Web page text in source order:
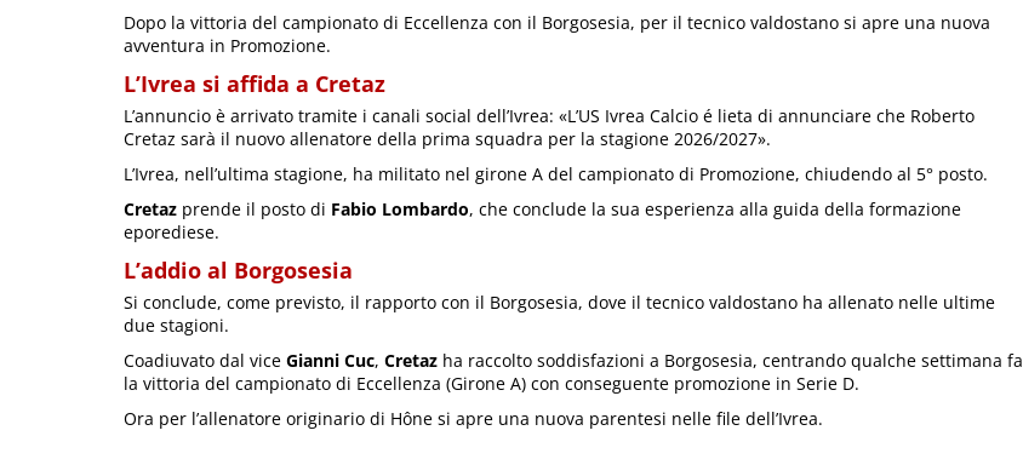
Dopo la vittoria del campionato di Eccellenza con il Borgosesia, per il tecnico valdostano si apre una nuova
avventura in Promozione.
L’Ivrea si affida a Cretaz
L’annuncio è arrivato tramite i canali social dell’Ivrea: «L’US Ivrea Calcio é lieta di annunciare che Roberto
Cretaz sarà il nuovo allenatore della prima squadra per la stagione 2026/2027».
L’Ivrea, nell’ultima stagione, ha militato nel girone A del campionato di Promozione, chiudendo al 5° posto.
Cretaz prende il posto di Fabio Lombardo, che conclude la sua esperienza alla guida della formazione
eporediese.
L’addio al Borgosesia
Si conclude, come previsto, il rapporto con il Borgosesia, dove il tecnico valdostano ha allenato nelle ultime
due stagioni.
Coadiuvato dal vice Gianni Cuc, Cretaz ha raccolto soddisfazioni a Borgosesia, centrando qualche settimana fa
la vittoria del campionato di Eccellenza (Girone A) con conseguente promozione in Serie D.
Ora per l’allenatore originario di Hône si apre una nuova parentesi nelle file dell’Ivrea.